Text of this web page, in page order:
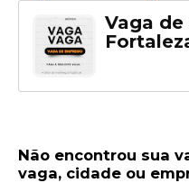
Vaga
Não encontrou sua
vaga, cidade ou